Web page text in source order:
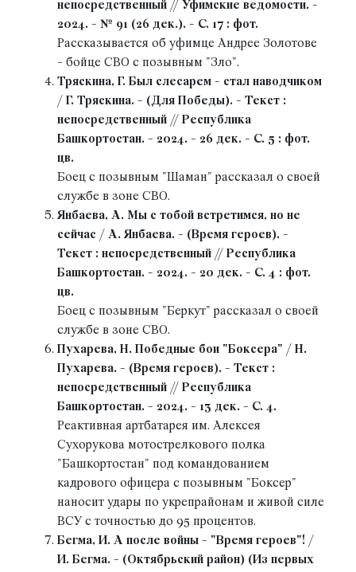
непосредственный // Уфимские ведомости. -
2024. - № 91 (26 дек.). - С. 17 : фот.
Рассказывается об уфимце Андрее Золотове
- бойце СВО с позывным "Зло".
Тряскина, Г. Был слесарем - стал наводчиком
/ Г. Тряскина. - (Для Победы). - Текст :
непосредственный // Республика
Башкортостан. - 2024. - 26 дек. - С. 5 : фот.
цв.
Боец с позывным "Шаман" рассказал о своей
службе в зоне СВО.
Янбаева, А. Мы с тобой встретимся, но не
сейчас / А. Янбаева. - (Время героев). -
Текст : непосредственный // Республика
Башкортостан. - 2024. - 20 дек. - С. 4 : фот.
цв.
Боец с позывным "Беркут" рассказал о своей
службе в зоне СВО.
Пухарева, Н. Победные бои "Боксера" / Н.
Пухарева. - (Время героев). - Текст :
непосредственный // Республика
Башкортостан. - 2024. - 13 дек. - С. 4.
Реактивная артбатарея им. Алексея
Сухорукова мотострелкового полка
"Башкортостан" под командованием
кадрового офицера с позывным "Боксер"
наносит удары по укрепрайонам и живой силе
ВСУ с точностью до 95 процентов.
Бегма, И. А после войны - "Время героев"! /
И. Бегма. - (Октябрьский район) (Из первых